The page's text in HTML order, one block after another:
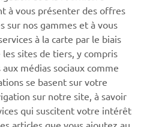
offres, les événements
plus encore
à vous présenter des offres
sur nos gammes et à vous
à la carte par le biais
sites de tiers, y compris
médias sociaux comme
se basent sur votre
sur notre site, à savoir
qui suscitent votre intérêt
articles que vous ajoutez au